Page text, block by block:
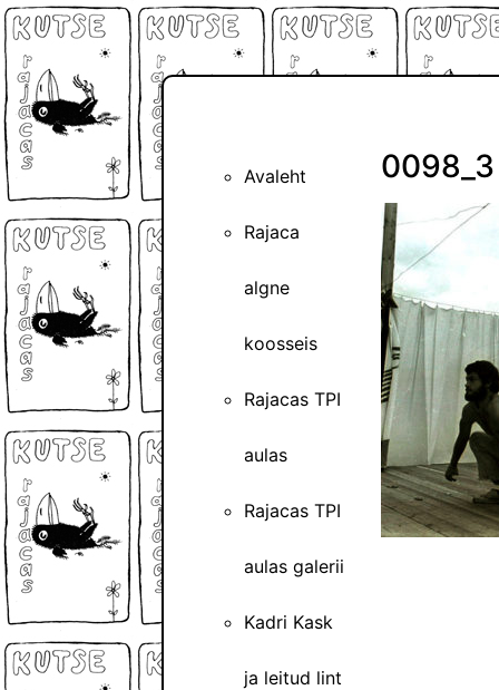
Avaleht
Rajaca
algne
koosseis
Rajacas TPI
aulas
Rajacas TPI
aulas galerii
Kadri Kask
ja leitud lint
0098_3